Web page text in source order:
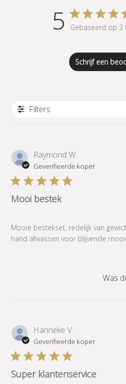
5 Gebaseerd op 3
Schrijf een
Filters
Raymond W.
Geverifieerde koper
Mooi bestek
Mooie bestekset, redelijk van
hand afwassen voor blijvende mooie
Was
Hanneke V.
Geverifieerde koper
Super klantenservice